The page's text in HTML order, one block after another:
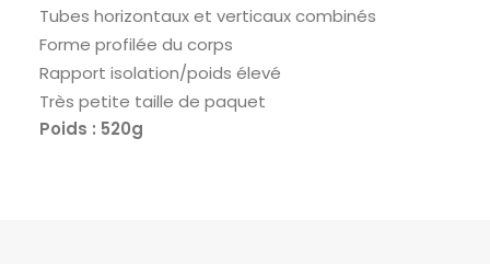
Tubes horizontaux et verticaux combinés
Forme profilée du corps
Rapport isolation/poids élevé
Très petite taille de paquet
Poids : 520g